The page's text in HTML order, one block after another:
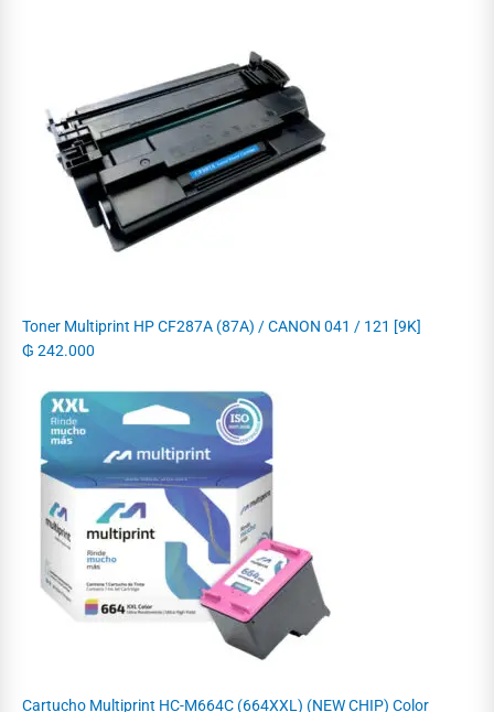
Toner Multiprint HP CF287A (87A) / CANON 041 / 121 [9K]
₲ 242.000
Cartucho Multiprint HC-M664C (664XXL) (NEW CHIP) Color